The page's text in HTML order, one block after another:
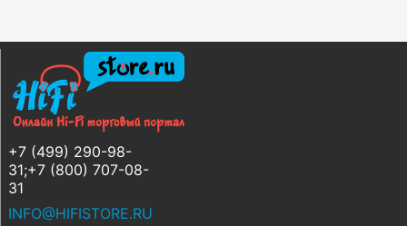
+7 (499) 290-98-
31;+7 (800) 707-08-
31
INFO@HIFISTORE.RU